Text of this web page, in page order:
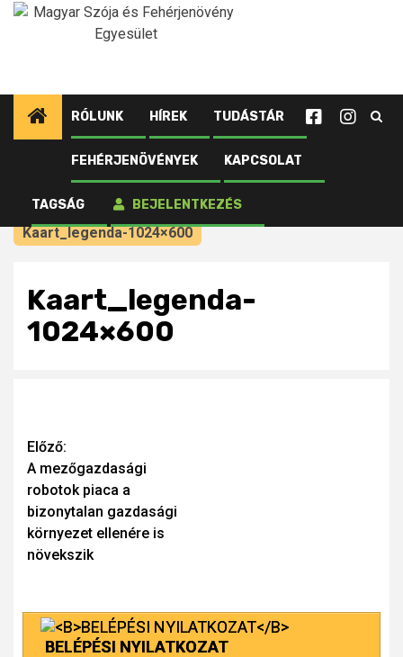
Ugrás
RÓLUNK HÍREK TUDÁSTÁR
FEHÉRJENÖVÉNYEK KAPCSOLAT
TAGSÁG BEJELENTKEZÉS
Kezdőlap
Újdonságok tagjainknak
gazdasági környezet ellenére is növekszik
Kaart_legenda-1024×600
Kaart_legenda-
1024×600
Continue
Reading
Előző:
A mezőgazdasági
robotok piaca a
bizonytalan gazdasági
környezet ellenére is
növekszik
BELÉPÉSI NYILATKOZAT